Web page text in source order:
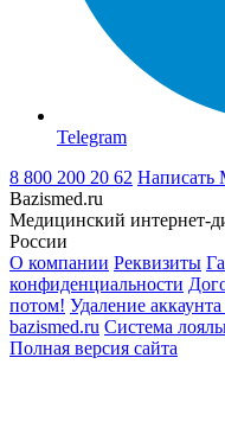
Telegram
8 800 200 20 62 Написать
Bazismed.ru
Медицинский интернет-
России
О компании Реквизиты
конфиденциальности
потом! Удаление
bazismed.ru Система
Полная версия сайта